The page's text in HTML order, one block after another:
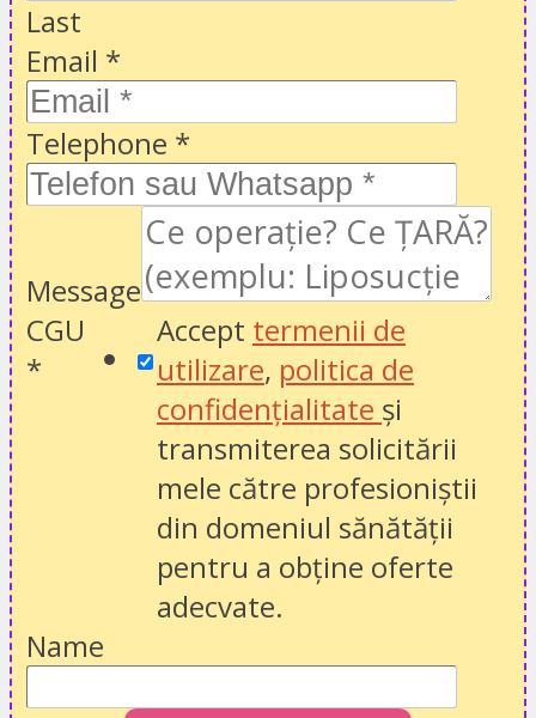
Last
Email *
Telephone *
Message
CGU
*
Accept termenii de
utilizare, politica de
confidențialitate și
transmiterea solicitării
mele către profesioniștii
din domeniul sănătății
pentru a obține oferte
adecvate.
Name